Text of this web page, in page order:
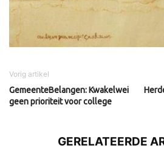
Vorig artikel
GemeenteBelangen: Kwakelwei
geen prioriteit voor college
GERELATEERDE